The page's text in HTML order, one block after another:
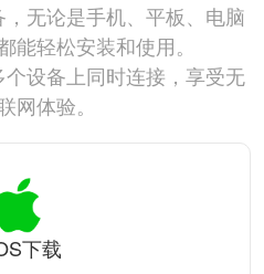
无论是手机、平板、电脑
能轻松安装和使用。
设备上同时连接，享受无
网体验。
下载